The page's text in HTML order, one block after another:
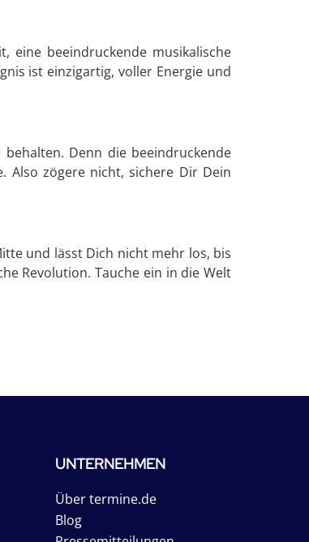
eine beeindruckende musikalische
ist einzigartig, voller Energie und
Denn die beeindruckende
Also zögere nicht, sichere Dir Dein
und lässt Dich nicht mehr los, bis
Revolution. Tauche ein in die Welt
UNTERNEHMEN
Über termine.de
Blog